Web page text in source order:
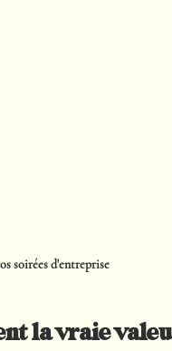
soirées d'entreprise
la vraie